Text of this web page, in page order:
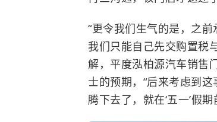
“更令我们生气的是，之
我们只能自己先交购置税
解，平度泓柏源汽车销售
士的预期，“后来考虑到
腾下去了，就在‘五一’假